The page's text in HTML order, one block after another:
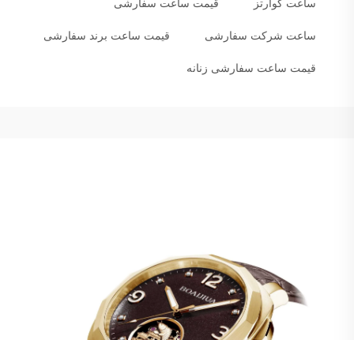
ساعت کوارتز قیمت ساعت سفارشی
ساعت شرکت سفارشی قیمت ساعت برند سفارشی
قیمت ساعت سفارشی زنانه